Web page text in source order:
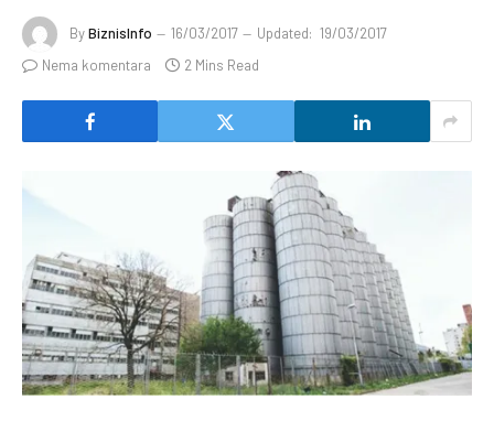
ByBiznisInfo 16/03/2017 Updated: 19/03/2017
Nema komentara
2 Mins Read